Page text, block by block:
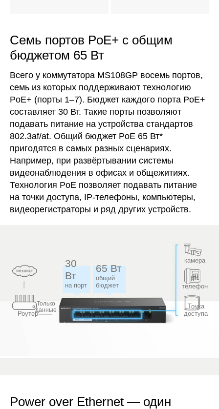
Семь портов PoE+ с общим
бюджетом 65 Вт
Всего у коммутатора MS108GP восемь портов,
семь из которых поддерживают технологию
PoE+ (порты 1–7). Бюджет каждого порта PoE+
составляет 30 Вт. Такие порты позволяют
подавать питание на устройства стандартов
802.3af/at. Общий бюджет PoE 65 Вт*
пригодятся в самых разных сценариях.
Например, при развёртывании системы
видеонаблюдения в офисах и общежитиях.
Технология PoE позволяет подавать питание
на точки доступа, IP‑телефоны, компьютеры,
видеорегистраторы и ряд других устройств.
Роутер
Только
данные
30
Вт
на порт
65 Вт
общий
бюджет
IP-
камера
IP-
телефон
Точка
доступа
Power over Ethernet — один